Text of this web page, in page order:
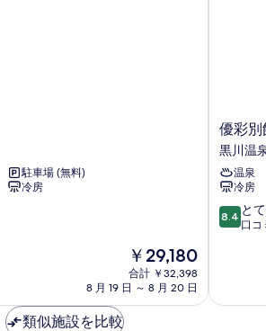
駐車場 (無料)
冷房
現
在
の
￥29,180
合計 ￥32,398
8 月 19 日 ～ 8 月 20 日
優
彩
別
館
黒
川
温
優彩別
黒川温
温泉
冷房
10
段
て
8.4 と
口コ
類似施設を比較